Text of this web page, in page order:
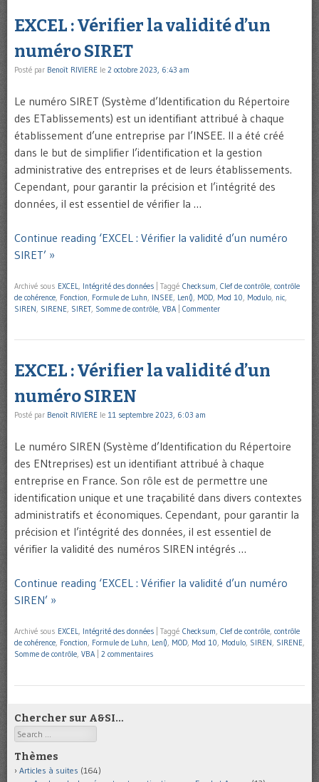
EXCEL : Vérifier la validité d’un
numéro SIRET
Posté par Benoît RIVIERE le 2 octobre 2023, 6:43 am
Le numéro SIRET (Système d’Identification du Répertoire
des ETablissements) est un identifiant attribué à chaque
établissement d’une entreprise par l’INSEE. Il a été créé
dans le but de simplifier l’identification et la gestion
administrative des entreprises et de leurs établissements.
Cependant, pour garantir la précision et l’intégrité des
données, il est essentiel de vérifier la …
Continue reading ‘EXCEL : Vérifier la validité d’un numéro
SIRET’ »
Archivé sous EXCEL Intégrité des données Taggé Checksum Clef de contrôle contrôle
de cohérence Fonction Formule de Luhn INSEE Len() MOD Mod 10 Modulo nic
SIREN SIRENE SIRET Somme de contrôle VBA Commenter
EXCEL : Vérifier la validité d’un
numéro SIREN
Posté par Benoît RIVIERE le 11 septembre 2023, 6:03 am
Le numéro SIREN (Système d’Identification du Répertoire
des ENtreprises) est un identifiant attribué à chaque
entreprise en France. Son rôle est de permettre une
identification unique et une traçabilité dans divers contextes
administratifs et économiques. Cependant, pour garantir la
précision et l’intégrité des données, il est essentiel de
vérifier la validité des numéros SIREN intégrés …
Continue reading ‘EXCEL : Vérifier la validité d’un numéro
SIREN’ »
Archivé sous EXCEL, Intégrité des données Taggé Checksum, Clef de contrôle, contrôle
de cohérence, Fonction, Formule de Luhn, Len(), MOD, Mod 10, Modulo, SIREN, SIRENE,
Somme de contrôle, VBA 2 commentaires
Chercher sur A&SI…
Search
Thèmes
Articles à suites (164)